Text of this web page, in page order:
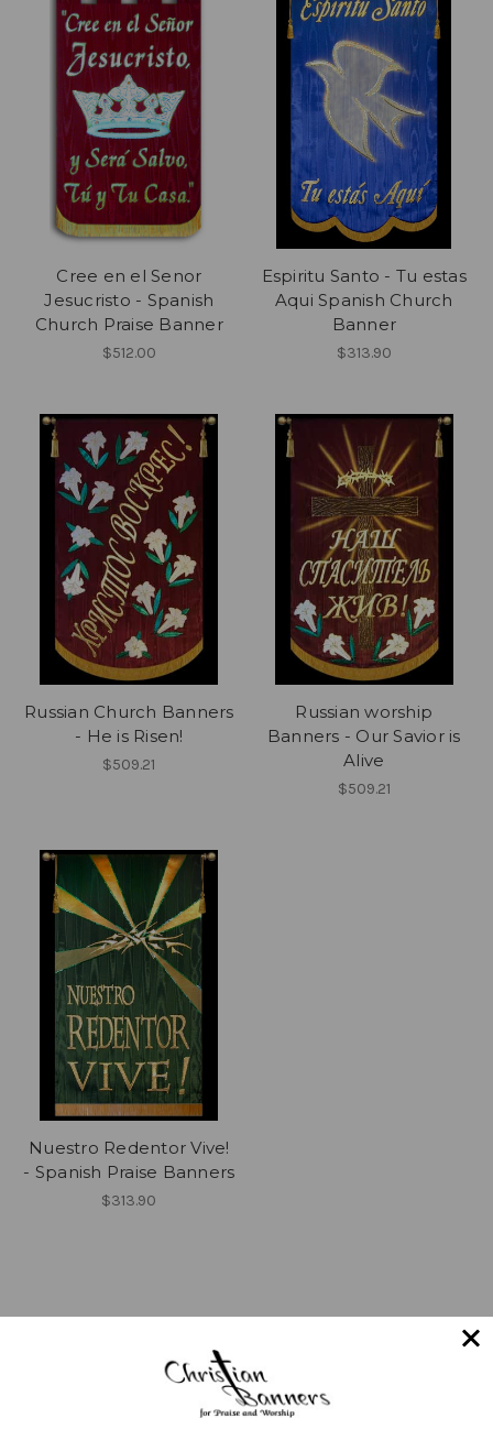
Cree en el Senor
Jesucristo - Spanish
Church Praise Banner
$512.00
Espiritu Santo - Tu estas
Aqui Spanish Church
Banner
$313.90
Russian Church Banners
- He is Risen!
$509.21
Russian worship
Banners - Our Savior is
Alive
$509.21
Nuestro Redentor Vive!
- Spanish Praise Banners
$313.90